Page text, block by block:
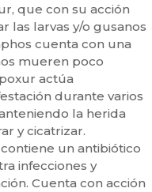
que con su acción
las larvas y/o gusanos
cuenta con una
mueren poco
actúa
durante varios
la herida
y cicatrizar.
un antibiótico
infecciones y
Cuenta con acción